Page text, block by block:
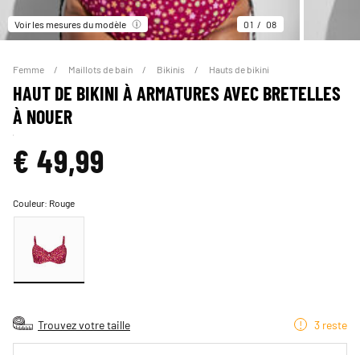
Voir les mesures du modèle 01 08
Femme Maillots de bain Bikinis Hauts de bikini
HAUT DE BIKINI À ARMATURES AVEC BRETELLES
À NOUER
€ 49,99
Couleur: Rouge
Trouvez votre taille 3 reste